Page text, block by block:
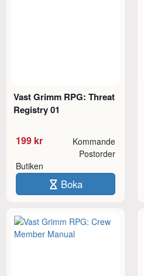
Vast Grimm RPG: Threat
Registry 01
199 kr Kommande
Butiken
Postorder
Boka